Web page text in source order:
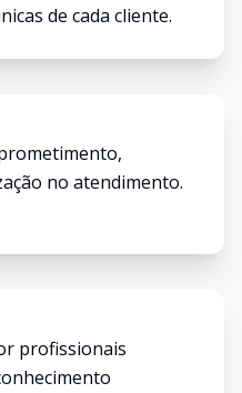
de cada cliente.
no atendimento.
profissionais